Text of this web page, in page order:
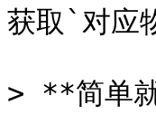
获取`对应
> **简单就